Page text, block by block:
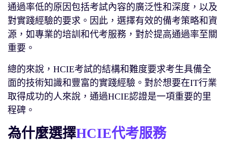
通過率低的原因包括考試內容的廣泛性和深度，以及
對實踐經驗的要求。因此，選擇有效的備考策略和資
源，如專業的培訓和代考服務，對於提高通過率至關
重要。
總的來說，HCIE考試的結構和難度要求考生具備全
面的技術知識和豐富的實踐經驗。對於想要在IT行業
取得成功的人來說，通過HCIE認證是一項重要的里
程碑。
為什麼選擇HCIE代考服務